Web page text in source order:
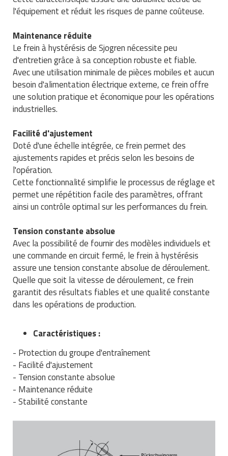
Ustensile cuisine professionnel
Vêtements personnalisés
Vitrines pour magasin
Traitement de l'air
Traitement des eaux
Trancheuse professionnelle
Transformateur électrique
Tubes et profilés
Tuyau flexible
Tuyau galvanisé
Tuyau renforcé
Ventilateurs et aération d'atelier
Tapis de bureau
Tapis et caillebotis
Traitement des surfaces
Traitement du linge
Vestiaires et casiers
Equipements de football
Equipements de karting
Equipements pour patinage
Equipements pour roller
Equipements pour skateboard
Equipements pour stade et terrain
sportif
Jeu gymnique
Loisirs
Matériel de fitness
Matériel de musculation
Vêtement sportif
Pétrin professionnel
Piano de cuisson
Plats et plateaux
Pompes à sauce
Portes commandes restaurant
Présentoir pour restaurant
Réchaud professionnel
Réfrigérateur professionnel
Restauration foraine
Rôtisserie professionnelle
Sautause professionnelle
Table de cuisson professionnelle
Ustensile de cuisine
Vaisselle restaurant
Vitrines réfrigérées
l'équipement et réduit les risques de panne coûteuse.
Maintenance réduite
Le frein à hystérésis de Sjogren nécessite peu
d'entretien grâce à sa conception robuste et fiable.
Avec une utilisation minimale de pièces mobiles et aucun
besoin d'alimentation électrique externe, ce frein offre
une solution pratique et économique pour les opérations
industrielles.
Facilité d'ajustement
Doté d'une échelle intégrée, ce frein permet des
ajustements rapides et précis selon les besoins de
l'opération.
Cette fonctionnalité simplifie le processus de réglage et
permet une répétition facile des paramètres, offrant
ainsi un contrôle optimal sur les performances du frein.
Tension constante absolue
Avec la possibilité de fournir des modèles individuels et
une commande en circuit fermé, le frein à hystérésis
assure une tension constante absolue de déroulement.
Quelle que soit la vitesse de déroulement, ce frein
garantit des résultats fiables et une qualité constante
dans les opérations de production.
Caractéristiques :
- Protection du groupe d'entraînement
- Facilité d'ajustement
- Tension constante absolue
- Maintenance réduite
- Stabilité constante